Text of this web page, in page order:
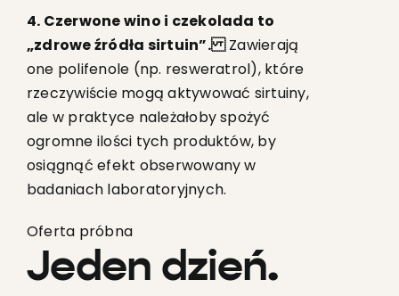
4. Czerwone wino i czekolada to
„zdrowe źródła sirtuin”.Zawierają
one polifenole (np. resweratrol), które
rzeczywiście mogą aktywować sirtuiny,
ale w praktyce należałoby spożyć
ogromne ilości tych produktów, by
osiągnąć efekt obserwowany w
badaniach laboratoryjnych.
Oferta próbna
Jeden dzień.